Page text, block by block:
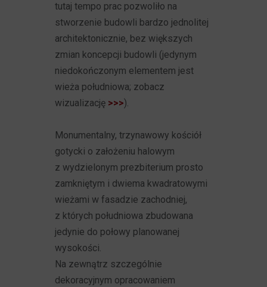
tutaj tempo prac pozwoliło na
stworzenie budowli bardzo jednolitej
architektonicznie, bez większych
zmian koncepcji budowli (jedynym
niedokończonym elementem jest
wieża południowa; zobacz
wizualizację >>>).
Monumentalny, trzynawowy kościół
gotycki o założeniu halowym
z wydzielonym prezbiterium prosto
zamkniętym i dwiema kwadratowymi
wieżami w fasadzie zachodniej,
z których południowa zbudowana
jedynie do połowy planowanej
wysokości.
Na zewnątrz szczególnie
dekoracyjnym opracowaniem